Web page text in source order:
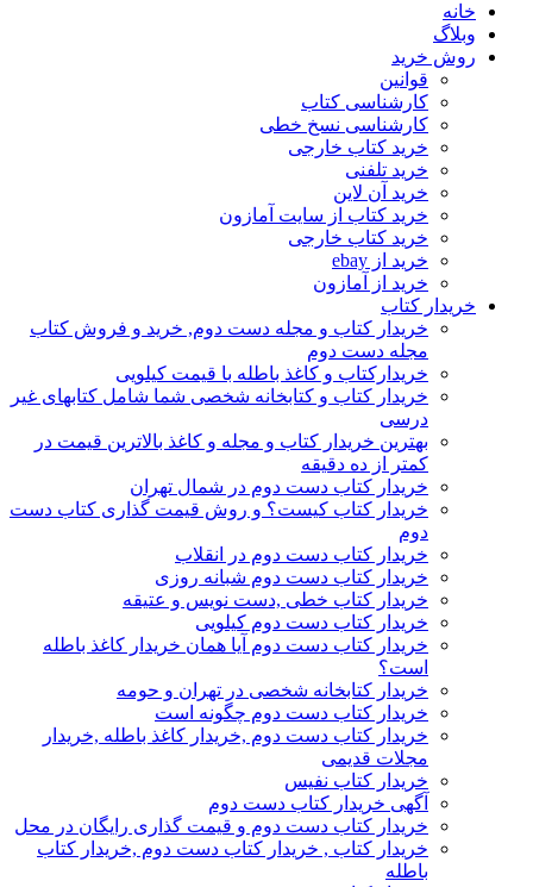
خانه
وبلاگ
روش خرید
قوانین
کارشناسی کتاب
کارشناسی نسخ خطی
خرید کتاب خارجی
خرید تلفنی
خرید آن لاین
خرید کتاب از سایت آمازون
خرید کتاب خارجی
خرید از ebay
خرید از آمازون
خریدار کتاب
خریدار کتاب و مجله دست دوم, خرید و فروش کتاب
مجله دست دوم
خریدارکتاب و کاغذ باطله با قیمت کیلویی
خریدار کتاب و کتابخانه شخصی شما شامل کتابهای غیر
درسی
بهترین خریدار کتاب و مجله و کاغذ بالاترین قیمت در
کمتر از ده دقیقه
خریدار کتاب دست دوم در شمال تهران
خریدار کتاب کیست؟ و روش قیمت گذاری کتاب دست
دوم
خریدار کتاب دست دوم در انقلاب
خریدار کتاب دست دوم شبانه روزی
خریدار کتاب خطی ,دست نویس و عتیقه
خریدار کتاب دست دوم کیلویی
خریدار کتاب دست دوم آیا همان خریدار کاغذ باطله
است؟
خریدار کتابخانه شخصی در تهران و حومه
خریدار کتاب دست دوم چگونه است
خریدار کتاب دست دوم ,خریدار کاغذ باطله ,خریدار
مجلات قدیمی
خریدار کتاب نفیس
آگهی خریدار کتاب دست دوم
خریدار کتاب دست دوم و قیمت گذاری رایگان در محل
خریدار کتاب , خریدار کتاب دست دوم ,خریدار کتاب
باطله